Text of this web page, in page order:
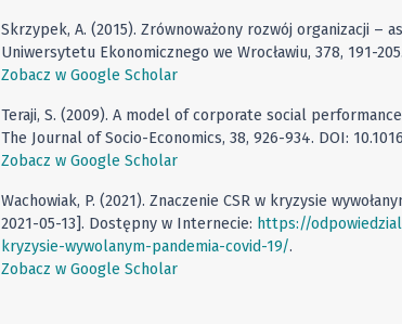
Skrzypek, A. (2015). Zrównoważony rozwój organizacji –
Uniwersytetu Ekonomicznego we Wrocławiu, 378, 191-
Zobacz w Google Scholar
Teraji, S. (2009). A model of corporate social
The Journal of Socio-Economics, 38, 926-934. DOI:
Zobacz w Google Scholar
Wachowiak, P. (2021). Znaczenie CSR w kryzysie
2021-05-13]. Dostępny w Internecie: https://
kryzysie-wywolanym-pandemia-covid-19/.
Zobacz w Google Scholar